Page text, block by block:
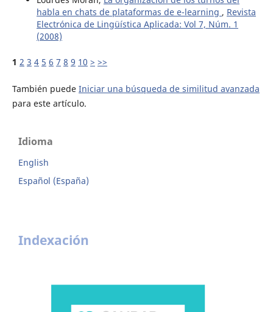
habla en chats de plataformas de e-learning , Revista
Electrónica de Lingüística Aplicada: Vol 7, Núm. 1
(2008)
1 2 3 4 5 6 7 8 9 10 > >>
También puede Iniciar una búsqueda de similitud avanzada
para este artículo.
Idioma
English
Español (España)
Indexación